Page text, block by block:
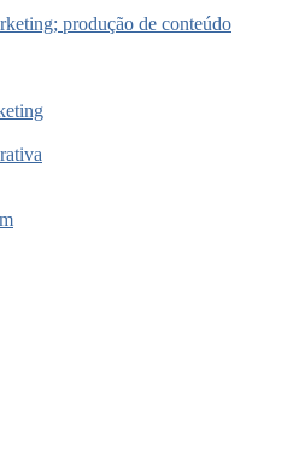
produção de conteúdo